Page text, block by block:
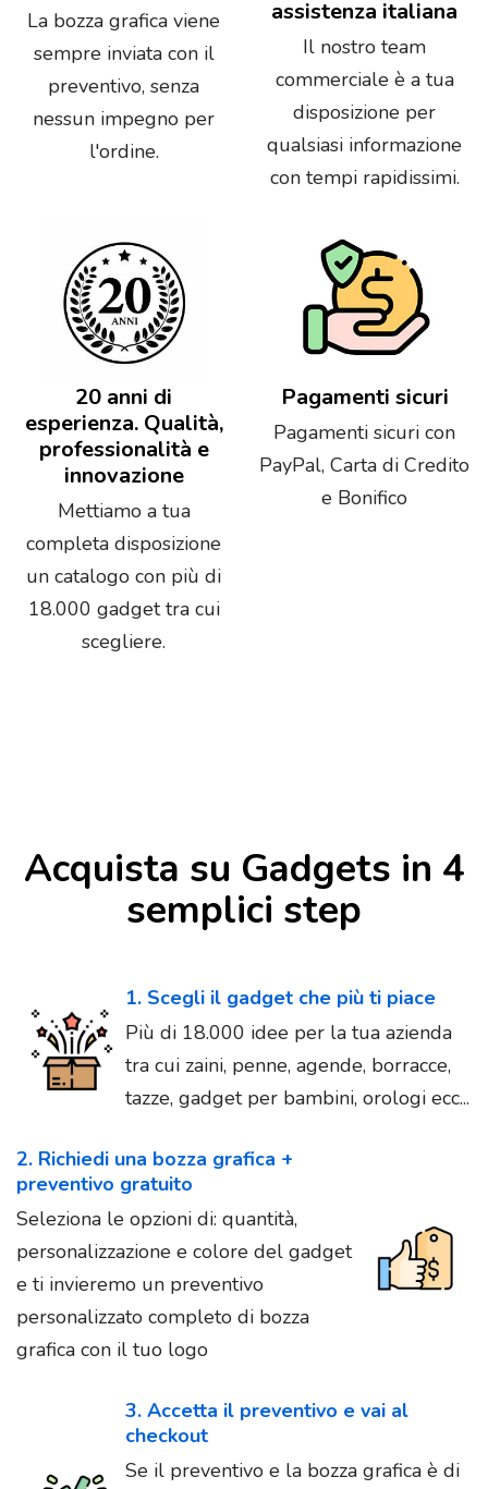
La bozza grafica viene
sempre inviata con il
preventivo, senza
nessun impegno per
l'ordine.
assistenza italiana
Il nostro team
commerciale è a tua
disposizione per
qualsiasi informazione
con tempi rapidissimi.
20 anni di
esperienza. Qualità,
professionalità e
innovazione
Mettiamo a tua
completa disposizione
un catalogo con più di
18.000 gadget tra cui
scegliere.
Pagamenti sicuri
Pagamenti sicuri con
PayPal, Carta di Credito
e Bonifico
Acquista su Gadgets in 4
semplici step
1. Scegli il gadget che più ti piace
Più di 18.000 idee per la tua azienda
tra cui zaini, penne, agende, borracce,
tazze, gadget per bambini, orologi ecc...
2. Richiedi una bozza grafica +
preventivo gratuito
Seleziona le opzioni di: quantità,
personalizzazione e colore del gadget
e ti invieremo un preventivo
personalizzato completo di bozza
grafica con il tuo logo
3. Accetta il preventivo e vai al
checkout
Se il preventivo e la bozza grafica è di